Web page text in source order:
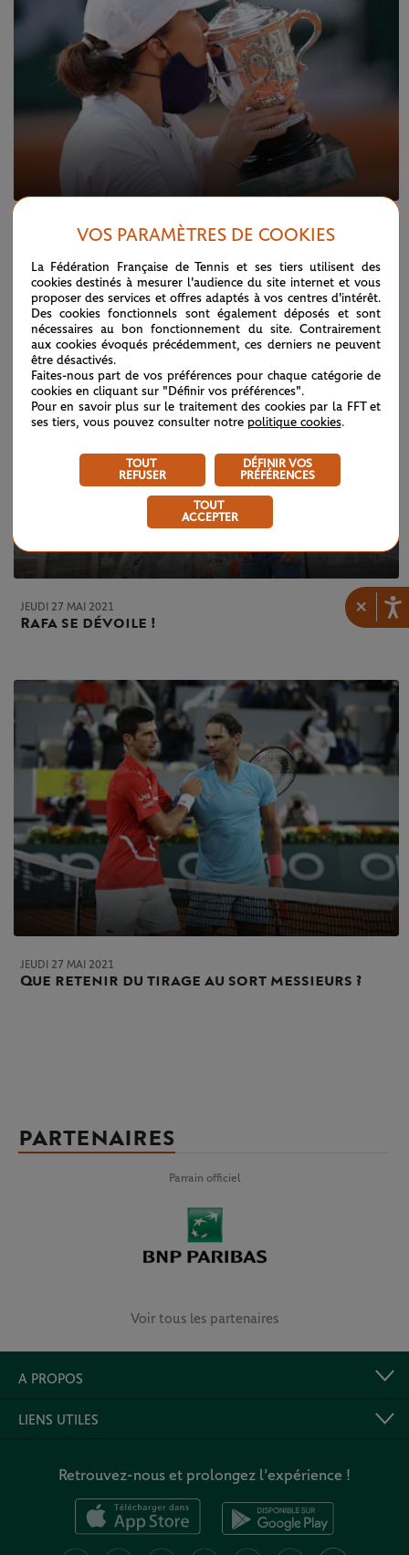
×
JEUDI 27 MAI 2021
Que retenir du tirage au sort du tableau
féminin ?
JEUDI 27 MAI 2021
Rafa se dévoile !
JEUDI 27 MAI 2021
Que retenir du tirage au sort messieurs ?
PARTENAIRES
Parrain officiel
Voir tous les partenaires
A PROPOS
LIENS UTILES
Retrouvez-nous et prolongez l’expérience !
VOS PARAMÈTRES DE COOKIES
La Fédération Française de Tennis et ses tiers utilisent des
cookies destinés à mesurer l'audience du site internet et vous
proposer des services et offres adaptés à vos centres d'intérêt.
Des cookies fonctionnels sont également déposés et sont
nécessaires au bon fonctionnement du site. Contrairement
aux cookies évoqués précédemment, ces derniers ne peuvent
être désactivés.
Faites-nous part de vos préférences pour chaque catégorie de
cookies en cliquant sur "Définir vos préférences".
Pour en savoir plus sur le traitement des cookies par la FFT et
ses tiers, vous pouvez consulter notre politique cookies.
TOUT
REFUSER
DÉFINIR VOS
PRÉFÉRENCES
TOUT
ACCEPTER